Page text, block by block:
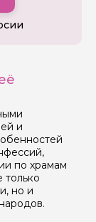
и
по храмам
только
но и